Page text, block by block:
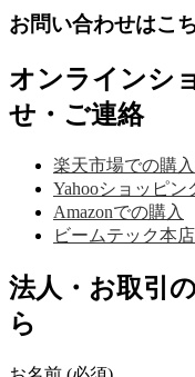
お問い合わせはこ
オンラインシ
せ・ご連絡
楽天市場での購入
Yahooショッピン
Amazonでの購入
ビームテック本
法人・お取引
ら